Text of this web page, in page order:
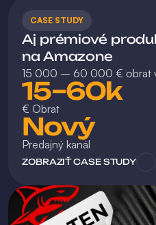
CASE STUDY
Aj prémiové
na Amazone
15 000 – 60 000 € obrat
15–60k
€ Obrat
Nový
Predajný kanál
ZOBRAZIŤ CASE STUDY